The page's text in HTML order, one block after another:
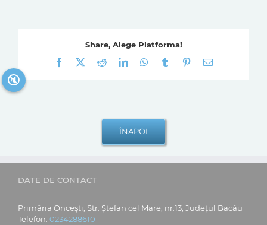
Share, Alege Platforma!
Facebook
RedditLinkedInWhatsApp
Tumblr Pinterest
E-
DATE DE CONTACT
Primăria Oncești, Str. Ștefan cel Mare, nr.13, Județul Bacău
Telefon: 0234288610
🔇